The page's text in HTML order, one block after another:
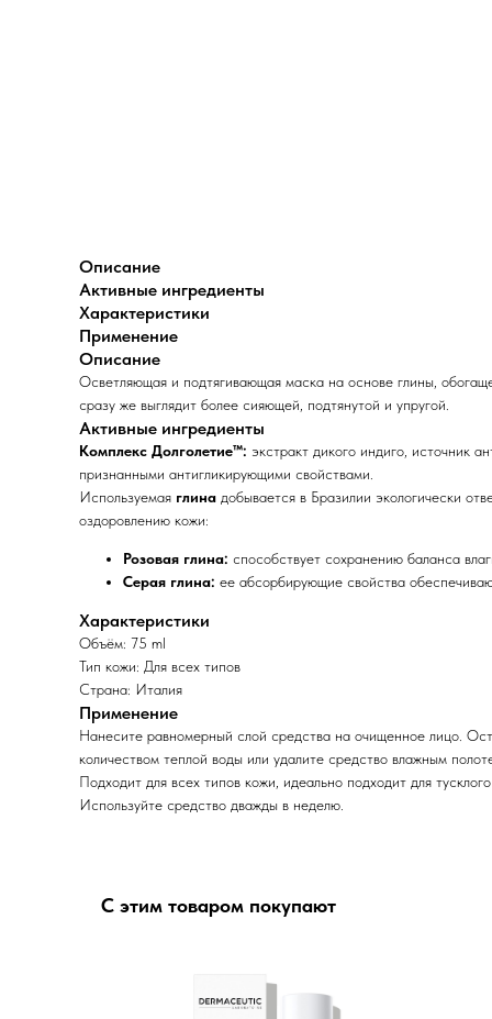
Описание
Активные ингредиенты
Характеристики
Применение
Описание
Осветляющая и подтягивающая маска на основе глины,
сразу же выглядит более сияющей, подтянутой и упругой.
Активные ингредиенты
Комплекс Долголетие™: экстракт дикого индиго, источник
признанными антигликирующими свойствами.
Используемая глина добывается в Бразилии экологически
оздоровлению кожи:
Розовая глина: способствует сохранению баланса
Серая глина: ее абсорбирующие свойства
Характеристики
Объём: 75 ml
Тип кожи: Для всех типов
Страна: Италия
Применение
Нанесите равномерный слой средства на очищенное лицо.
количеством теплой воды или удалите средство влажным
Подходит для всех типов кожи, идеально подходит для
Используйте средство дважды в неделю.
С этим товаром покупают